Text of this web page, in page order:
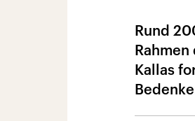
Rund
Kallas